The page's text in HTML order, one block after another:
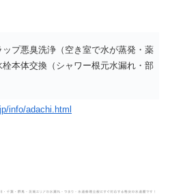
プ悪臭洗浄（空き室で水が蒸発・薬
本体交換（シャワー根元水漏れ・部
info/adachi.html